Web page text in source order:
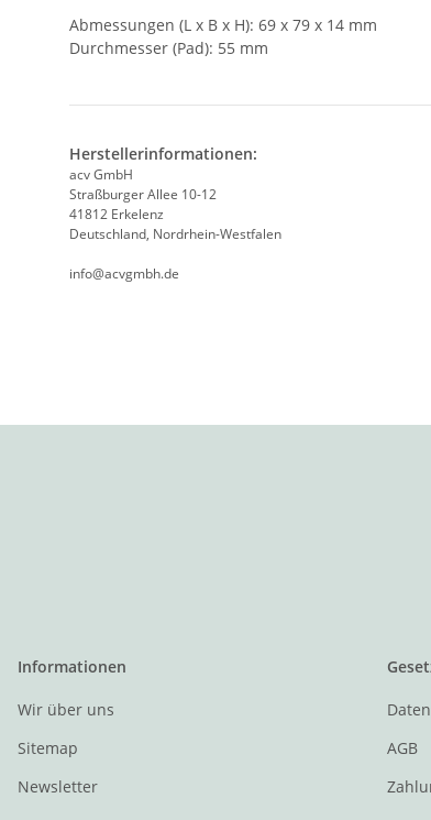
Abmessungen (L x B x H): 69 x 79 x 14 mm
Durchmesser (Pad): 55 mm
Herstellerinformationen:
acv GmbH
Straßburger Allee 10-12
41812 Erkelenz
Deutschland, Nordrhein-Westfalen
info@acvgmbh.de
Informationen
Wir über uns
Sitemap
Newsletter
AGB